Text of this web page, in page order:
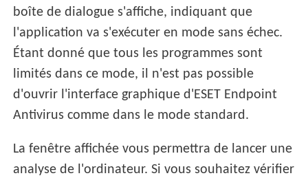
boîte de dialogue s'affiche, indiquant que
l'application va s'exécuter en mode sans échec.
Étant donné que tous les programmes sont
limités dans ce mode, il n'est pas possible
d'ouvrir l'interface graphique d'ESET Endpoint
Antivirus comme dans le mode standard.
La fenêtre affichée vous permettra de lancer une
analyse de l'ordinateur. Si vous souhaitez vérifier